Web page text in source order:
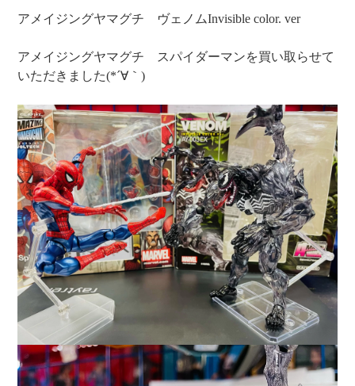
アメイジングヤマグチ ヴェノムInvisible color. ver
アメイジングヤマグチ スパイダーマンを買い取らせて
いただきました(*´∀｀)